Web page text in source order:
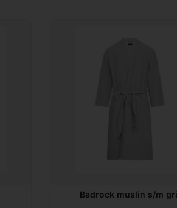
Badrock muslin s/m